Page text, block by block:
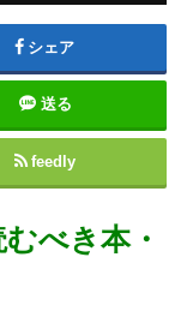
シェア
送る
feedly
べき本・